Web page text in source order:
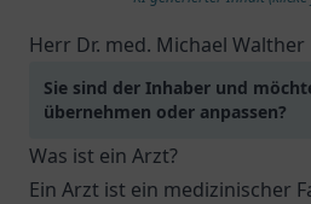
Herr Dr. med. Michael Walther
Sie sind der Inhaber und
übernehmen oder anpassen?
Was ist ein Arzt?
Ein Arzt ist ein medizinischer